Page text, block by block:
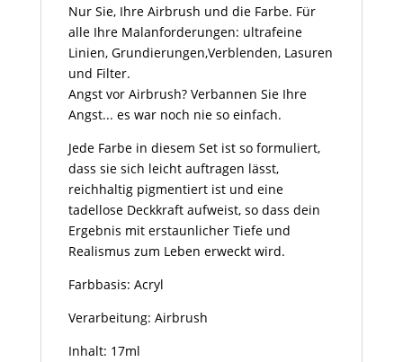
Nur Sie, Ihre Airbrush und die Farbe. Für
alle Ihre Malanforderungen: ultrafeine
Linien, Grundierungen,Verblenden, Lasuren
und Filter.
Angst vor Airbrush? Verbannen Sie Ihre
Angst... es war noch nie so einfach.
Jede Farbe in diesem Set ist so formuliert,
dass sie sich leicht auftragen lässt,
reichhaltig pigmentiert ist und eine
tadellose Deckkraft aufweist, so dass dein
Ergebnis mit erstaunlicher Tiefe und
Realismus zum Leben erweckt wird.
Farbbasis: Acryl
Verarbeitung: Airbrush
Inhalt: 17ml